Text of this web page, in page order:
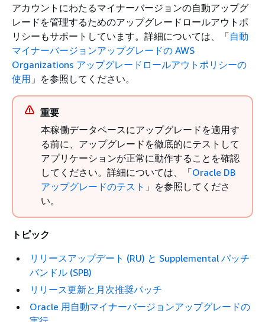
アカウントにわたるマイナーバージョンの自動アップグ
レードを管理するためのアップグレードロールアウトポ
リシーもサポートしています。詳細については、「自動
マイナーバージョンアップグレードの AWS
Organizations アップグレードロールアウトポリシーの
使用 」を参照してください。
重要
本稼働データベースにアップグレードを適用す
る前に、アップグレードを徹底的にテストして
アプリケーションが正常に動作することを確認
してください。詳細については、「Oracle DB
アップグレードのテスト 」を参照してくださ
い。
トピック
リリースアップデート (RU) と Supplemental パッチ
バンドル (SPB)
リリース更新と月次推奨パッチ
Oracle 用自動マイナーバージョンアップグレードの